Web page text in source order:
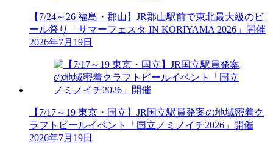
【7/24～26 福島・郡山】JR郡山駅前で東北最大級のビ
ール祭り「サマーフェスタ IN KORIYAMA 2026」開催
2026年7月19日
【7/17～19 東京・国立】JR国立駅員発案の地域密着ク
ラフトビールイベント「国立ノミノイチ2026」開催
2026年7月19日